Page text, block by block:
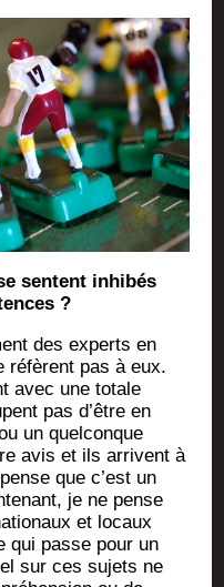
sentent inhi­bés
?
des experts en
réfèrent pas à eux.
avec une totale
pas d’être en
un quel­conque
avis et ils arrivent à
que c’est un
je ne pense
et locaux
qui passe pour un
sur ces sujets ne